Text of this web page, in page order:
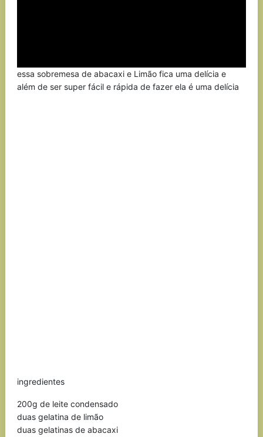
essa sobremesa de abacaxi e Limão fica uma delícia e
além de ser super fácil e rápida de fazer ela é uma delícia
ingredientes
200g de leite condensado
duas gelatina de limão
duas gelatinas de abacaxi